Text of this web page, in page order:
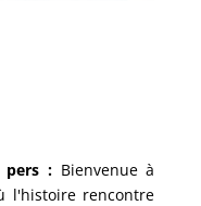
pers : Bienvenue à
l'histoire rencontre